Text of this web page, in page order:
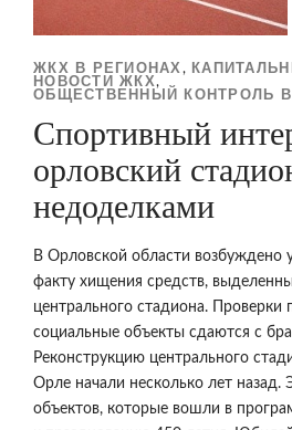
ЖКХ В РЕГИОНАХ,
НОВОСТИ ЖКХ,
ОБЩЕСТВЕННЫЙ КОНТРОЛЬ
Спортивный
орловский
недоделками
В Орловской области возбуждено
факту хищения средств,
центрального стадиона. Проверки
социальные объекты сдаются с
Реконструкцию центрального
Орле начали несколько лет назад.
объектов, которые вошли в